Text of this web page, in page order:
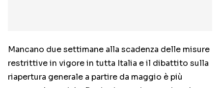
Mancano due settimane alla scadenza delle misure
restrittive in vigore in tutta Italia e il dibattito sulla
riapertura generale a partire da maggio è più